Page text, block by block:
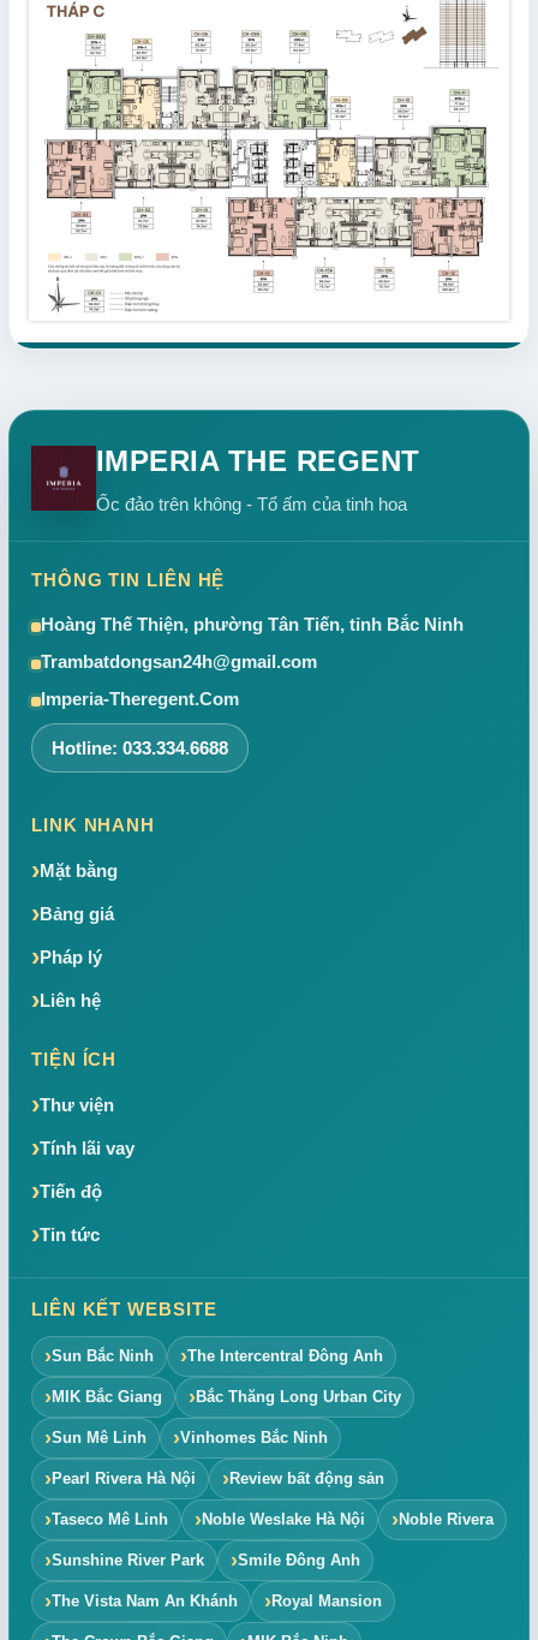
IMPERIA THE REGENT
Ốc đảo trên không - Tổ ấm của tinh hoa
THÔNG TIN LIÊN HỆ
Hoàng Thế Thiện, phường Tân Tiến, tỉnh Bắc Ninh
Trambatdongsan24h@gmail.com
Imperia-Theregent.Com
Hotline: 033.334.6688
LINK NHANH
Mặt bằng
Bảng giá
Pháp lý
Liên hệ
TIỆN ÍCH
Thư viện
Tính lãi vay
Tiến độ
Tin tức
LIÊN KẾT WEBSITE
Sun Bắc Ninh The Intercentral Đông Anh
MIK Bắc Giang Bắc Thăng Long Urban City
Sun Mê Linh Vinhomes Bắc Ninh
Pearl Rivera Hà Nội Review bất động sản
Taseco Mê Linh Noble Weslake Hà Nội Noble Rivera
Sunshine River Park Smile Đông Anh
The Vista Nam An Khánh Royal Mansion